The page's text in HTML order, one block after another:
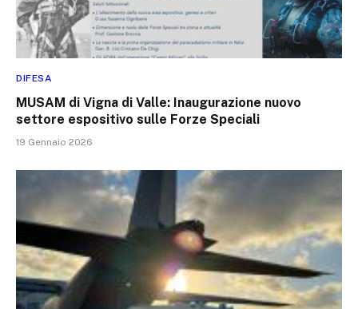
DIFESA
MUSAM di Vigna di Valle: Inaugurazione nuovo
settore espositivo sulle Forze Speciali
19 Gennaio 2026